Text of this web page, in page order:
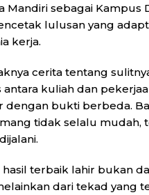
Mandiri sebagai Kampus
lulusan yang
kerja.
cerita tentang
kuliah dan
dengan bukti berbeda.
tidak selalu mudah,
terbaik lahir bukan
dari tekad yang